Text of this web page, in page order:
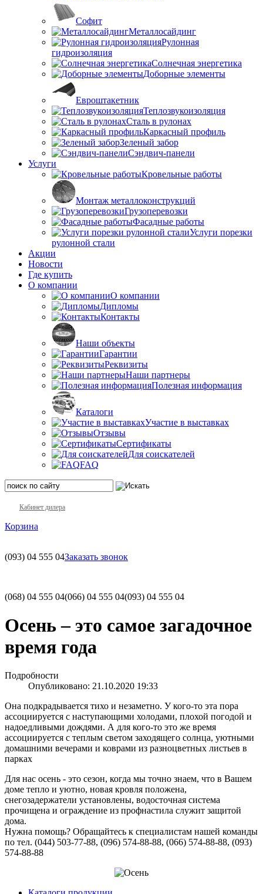
Софит
Металлосайдинг
Рулонная
гидроизоляция
Солнечная энергетика
Доборные элементы
Евроштакетник
Теплозвукоизоляция
Сталь в рулонах
Каркасный профиль
Зеленый забор
Сэндвич-панели
Услуги
Кровельные работы
Монтаж металлоконструкций
Грузоперевозки
Фасадные работы
Услуги порезки
рулонной стали
Акции
Новости
Где купить
О компании
О компании
Дипломы
Контакты
Наши объекты
Гарантии
Реквизиты
Наши партнеры
Полезная информация
Каталоги
Участие в выставках
Отзывы
Сертификаты
Для соискателей
FAQ
Кабинет дилера
Корзина
(093) 04 555 04Заказать звонок
(068) 04 555 04(066) 04 555 04(093) 04 555 04
Осень – это самое загадочное
время года
Подробности
Опубликовано: 21.10.2020 19:33
Она подкрадывается тихо и незаметно. У кого-то эта пора
ассоциируется с наступающими холодами, плохой погодой и
надоедливыми дождями. А для кого-то это же время
ассоциируется с теплым светом заходящего солнца, уютными
домашними вечерами и коврами из разноцветных листьев в
парках
Для нас осень - это сезон, когда мы точно знаем, что в Вашем
доме тепло и уютно, новая кровля положена,
снегозадержатели установлены, водосточная система
прочищена и ограждение из профнастила служит защитой
дома.
Нужна помощь? Обращайтесь к специалистам нашей команды
по тел. (044) 503-77-88, (096) 574-88-88, (066) 574-88-88, (093)
574-88-88